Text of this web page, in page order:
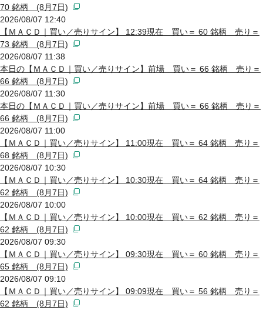
70 銘柄 (8月7日)
2026/08/07 12:40
【ＭＡＣＤ｜買い／売りサイン】 12:39現在 買い＝ 60 銘柄 売り＝
73 銘柄 (8月7日)
2026/08/07 11:38
本日の【ＭＡＣＤ｜買い／売りサイン】前場 買い＝ 66 銘柄 売り＝
66 銘柄 (8月7日)
2026/08/07 11:30
本日の【ＭＡＣＤ｜買い／売りサイン】前場 買い＝ 66 銘柄 売り＝
66 銘柄 (8月7日)
2026/08/07 11:00
【ＭＡＣＤ｜買い／売りサイン】 11:00現在 買い＝ 64 銘柄 売り＝
68 銘柄 (8月7日)
2026/08/07 10:30
【ＭＡＣＤ｜買い／売りサイン】 10:30現在 買い＝ 64 銘柄 売り＝
62 銘柄 (8月7日)
2026/08/07 10:00
【ＭＡＣＤ｜買い／売りサイン】 10:00現在 買い＝ 62 銘柄 売り＝
62 銘柄 (8月7日)
2026/08/07 09:30
【ＭＡＣＤ｜買い／売りサイン】 09:30現在 買い＝ 60 銘柄 売り＝
65 銘柄 (8月7日)
2026/08/07 09:10
【ＭＡＣＤ｜買い／売りサイン】 09:09現在 買い＝ 56 銘柄 売り＝
62 銘柄 (8月7日)